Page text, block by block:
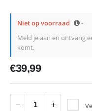
Niet op voorraad
-
Meld je aan en ontvang
komt.
€39,99